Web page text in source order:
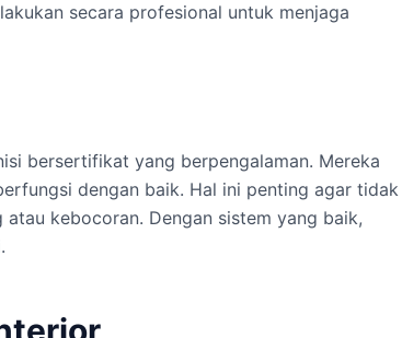
secara profesional untuk menjaga
bersertifikat yang berpengalaman. Mereka
dengan baik. Hal ini penting agar tidak
kebocoran. Dengan sistem yang baik,